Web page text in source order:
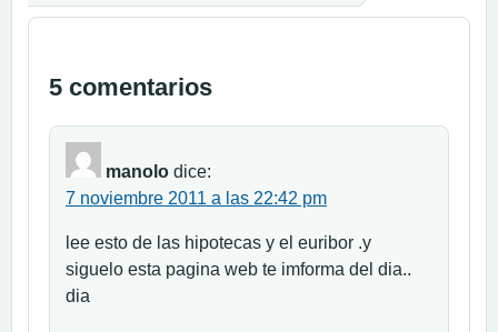
5 comentarios
manolo dice:
7 noviembre 2011 a las 22:42 pm
lee esto de las hipotecas y el euribor .y
siguelo esta pagina web te imforma del dia..
dia